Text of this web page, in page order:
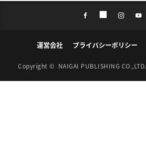
運営会社 プライバシーポリシー
Copyright © NAIGAI PUBLISHING CO.,LTD.